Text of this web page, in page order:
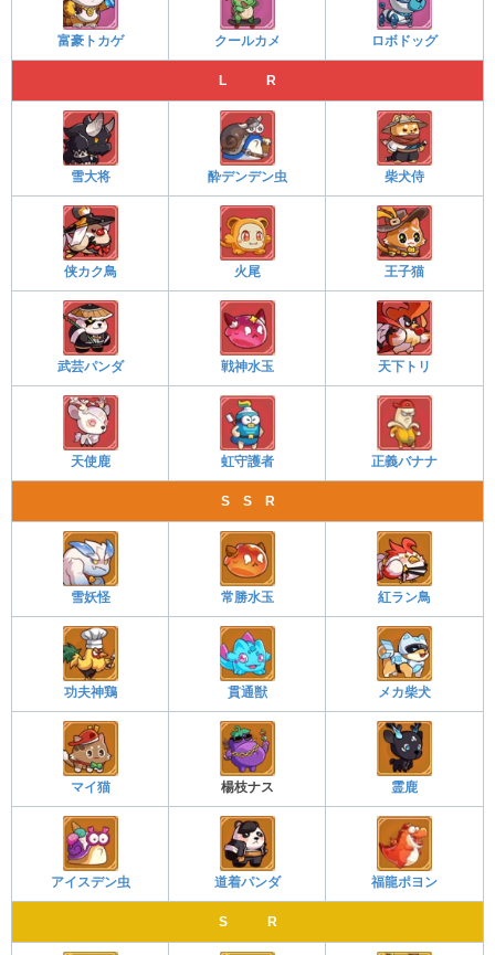
富豪トカゲ クールカメ ロボドッグ
L R
雪大将 酔デンデン虫 柴犬侍
侠カク鳥 火尾 王子猫
武芸パンダ 戦神水玉 天下トリ
天使鹿 虹守護者 正義バナナ
S S R
雪妖怪 常勝水玉 紅ラン鳥
功夫神鶏 貫通獣 メカ柴犬
マイ猫 楊枝ナス 霊鹿
アイスデン虫 道着パンダ 福龍ポヨン
S R